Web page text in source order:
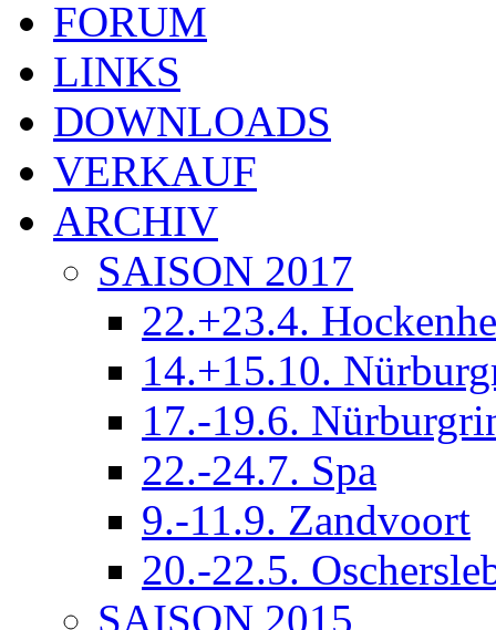
FORUM
LINKS
DOWNLOADS
VERKAUF
ARCHIV
SAISON 2017
22.+23.4.
14.+15.10.
17.-19.6.
22.-24.7. Spa
9.-11.9. Zandvoort
20.-22.5.
SAISON 2015